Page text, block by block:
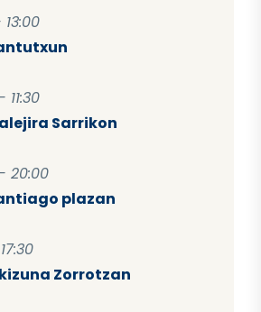
Sarrikon
20:00
plazan
Zorrotzan